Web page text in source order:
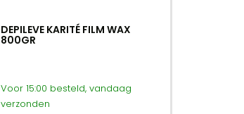
DEPILEVE KARITÉ FILM WAX
800GR
Voor 15:00 besteld, vandaag
verzonden